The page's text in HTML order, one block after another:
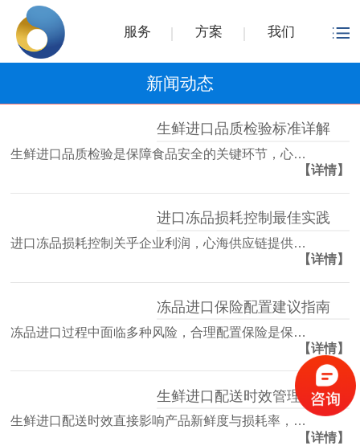
服务 方案 我们
新闻动态
生鲜进口品质检验标准详解
生鲜进口品质检验是保障食品安全的关键环节，心…
【详情】
进口冻品损耗控制最佳实践
进口冻品损耗控制关乎企业利润，心海供应链提供…
【详情】
冻品进口保险配置建议指南
冻品进口过程中面临多种风险，合理配置保险是保…
【详情】
生鲜进口配送时效管理方案
生鲜进口配送时效直接影响产品新鲜度与损耗率，…
【详情】